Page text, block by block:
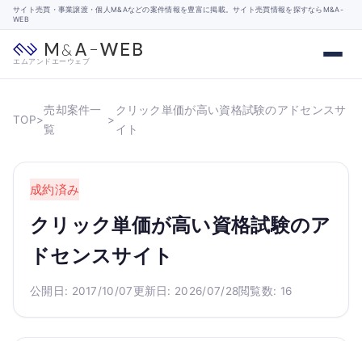
サイト売買・事業譲渡・個人M&Aなどの案件情報を豊富に掲載。サイト売買情報を探すならM&A-
WEB
エムアンドエーウェブ
TOP>
売却案件一
覧
>
クリック単価が高い資格試験のアドセンスサ
イト
成約済み
クリック単価が高い資格試験のア
ドセンスサイト
公開日: 2017/10/07更新日: 2026/07/28閲覧数: 16